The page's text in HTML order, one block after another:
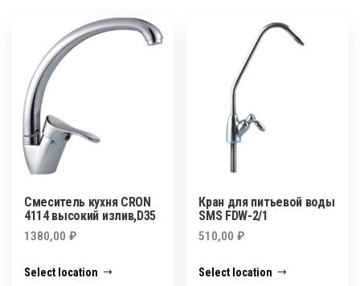
Смеситель кухня CRON
4114 высокий излив,D35
1380,00 ₽
Select location
Кран для питьевой воды
SMS FDW-2/1
510,00₽
Select location